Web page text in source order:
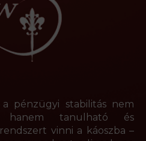
pénzügyi stabilitás nem
hanem tanulható és
vinni a káoszba –